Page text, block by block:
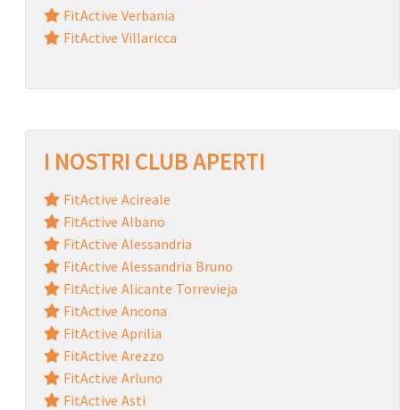
FitActive Verbania
FitActive Villaricca
I NOSTRI CLUB APERTI
FitActive Acireale
FitActive Albano
FitActive Alessandria
FitActive Alessandria Bruno
FitActive Alicante Torrevieja
FitActive Ancona
FitActive Aprilia
FitActive Arezzo
FitActive Arluno
FitActive Asti